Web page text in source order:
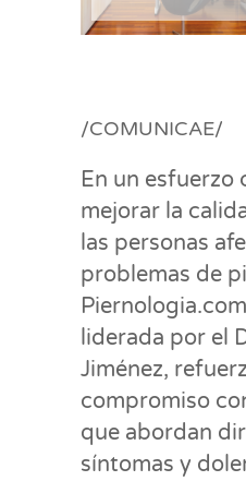
/COMUNICAE/
En un esfuerzo
mejorar la
las personas
problemas de
liderada por el
Jiménez,
compromiso
que abordan
síntomas y